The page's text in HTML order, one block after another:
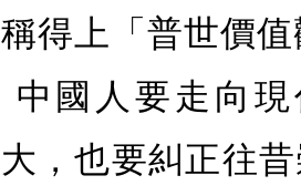
稱得上「普世價
中國人要走向
大，也要糾正往